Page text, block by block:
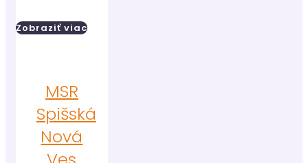
Zobraziť viac
MSR
Spišská
Nová